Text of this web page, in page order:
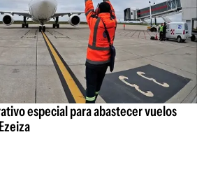
especial para abastecer vuelos